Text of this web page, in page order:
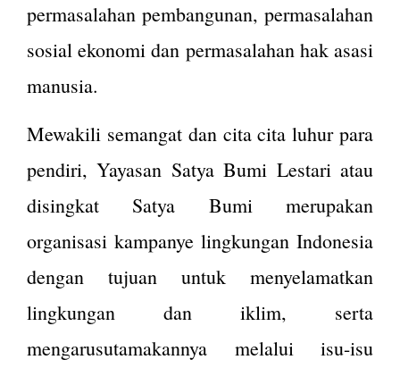
permasalahan pembangunan, permasalahan
sosial ekonomi dan permasalahan hak asasi
manusia.
Mewakili semangat dan cita cita luhur para
pendiri, Yayasan Satya Bumi Lestari atau
disingkat Satya Bumi merupakan
organisasi kampanye lingkungan Indonesia
dengan tujuan untuk menyelamatkan
lingkungan dan iklim, serta
mengarusutamakannya melalui isu-isu